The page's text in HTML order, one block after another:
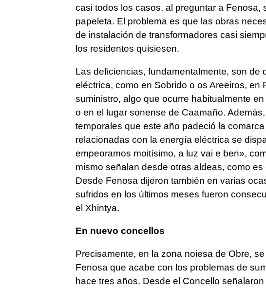
casi todos los casos, al preguntar a Fenosa,
papeleta. El problema es que las obras
de instalación de transformadores casi
los residentes quisiesen.
Las deficiencias, fundamentalmente, son de
eléctrica, como en Sobrido o os Areeiros, en
suministro, algo que ocurre habitualmente
o en el lugar sonense de Caamaño.
temporales que este año padeció la
relacionadas con la energía eléctrica se
empeoramos moitísimo, a luz vai e ben»,
mismo señalan desde otras aldeas, como
Desde Fenosa dijeron también en varias
sufridos en los últimos meses fueron
el Xhintya.
En nuevo concellos
Precisamente, en la zona noiesa de Obre,
Fenosa que acabe con los problemas de
hace tres años. Desde el Concello